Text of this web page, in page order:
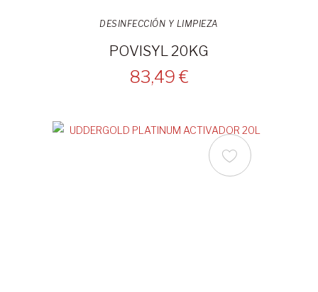
DESINFECCIÓN Y LIMPIEZA
POVISYL 20KG
83,49 €